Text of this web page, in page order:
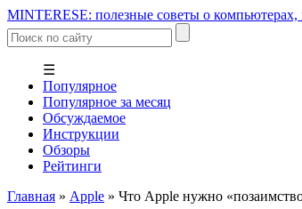
MINTERESE: полезные советы о
☰
Популярное
Популярное за месяц
Обсуждаемое
Инструкции
Обзоры
Рейтинги
Главная » Apple » Что Apple нужно